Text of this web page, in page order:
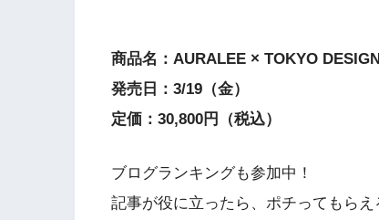
商品名：AURALEE × TOKYO
発売日：3/19（金）
定価：30,800円（税込）
ブログランキングも参加中！
記事が役に立ったら、ポチってもらえ